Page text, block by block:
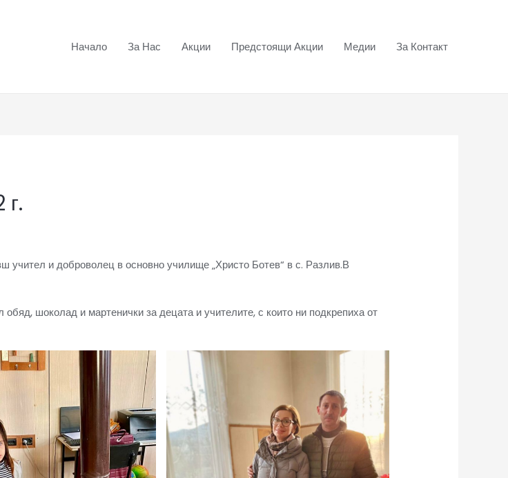
Начало За Нас Акции Предстоящи Акции Медии За Контакт
учител и доброволец в основно училище „Христо Ботев“ в с. Разлив.В
шоколад и мартенички за децата и учителите, с които ни подкрепиха от